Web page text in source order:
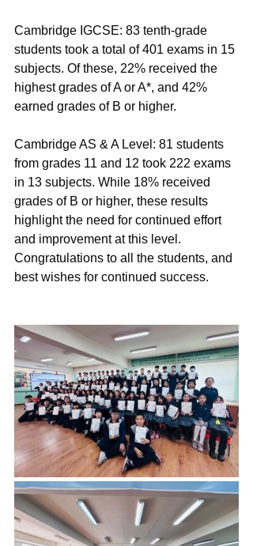
Cambridge IGCSE: 83 tenth-grade
students took a total of 401 exams in 15
subjects. Of these, 22% received the
highest grades of A or A*, and 42%
earned grades of B or higher.
Cambridge AS & A Level: 81 students
from grades 11 and 12 took 222 exams
in 13 subjects. While 18% received
grades of B or higher, these results
highlight the need for continued effort
and improvement at this level.
Congratulations to all the students, and
best wishes for continued success.